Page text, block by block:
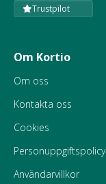
Trustpilot
Om Kortio
Om oss
Kontakta oss
Cookies
Personuppgiftspolicy
Användarvillkor